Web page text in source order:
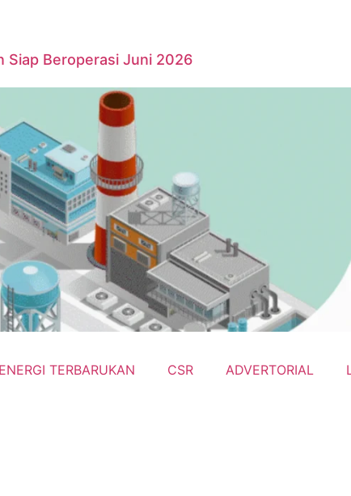
Siap Beroperasi Juni 2026
ENERGI TERBARUKAN CSR ADVERTORIAL